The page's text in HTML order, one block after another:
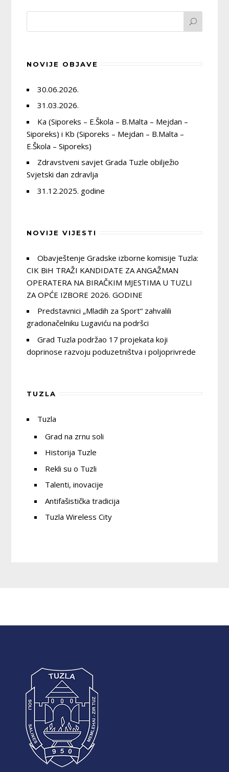
NOVIJE OBJAVE
30.06.2026.
31.03.2026.
Ka (Siporeks – E.Škola – B.Malta – Mejdan –
Siporeks) i Kb (Siporeks – Mejdan – B.Malta –
E.Škola – Siporeks)
Zdravstveni savjet Grada Tuzle obilježio
Svjetski dan zdravlja
31.12.2025. godine
NOVIJE VIJESTI
Obavještenje Gradske izborne komisije Tuzla:
CIK BiH TRAŽI KANDIDATE ZA ANGAŽMAN
OPERATERA NA BIRAČKIM MJESTIMA U TUZLI
ZA OPĆE IZBORE 2026. GODINE
Predstavnici „Mladih za Sport“ zahvalili
gradonačelniku Lugaviću na podršci
Grad Tuzla podržao 17 projekata koji
doprinose razvoju poduzetništva i poljoprivrede
TUZLA
Tuzla
Grad na zrnu soli
Historija Tuzle
Rekli su o Tuzli
Talenti, inovacije
Antifašistička tradicija
Tuzla Wireless City